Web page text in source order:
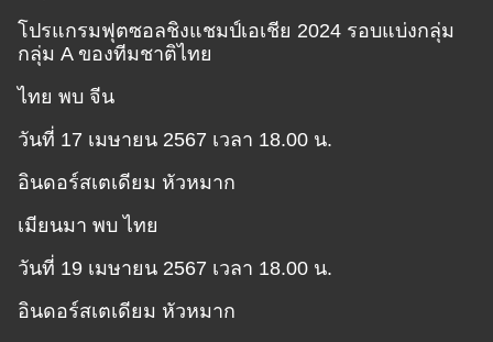
โปรแกรมฟุตซอลชิงแชมป์เอเชีย 2024 รอบแบ่งกลุ่ม
กลุ่ม A ของทีมชาติไทย
ไทย พบ จีน
วันที่ 17 เมษายน 2567 เวลา 18.00 น.
อินดอร์สเตเดียม หัวหมาก
เมียนมา พบ ไทย
วันที่ 19 เมษายน 2567 เวลา 18.00 น.
อินดอร์สเตเดียม หัวหมาก